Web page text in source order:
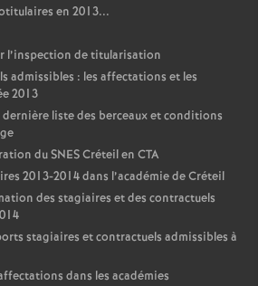
en 2013...
l’inspection de titularisation
admissibles : les affectations et les
2013
liste des berceaux et conditions
duSNESCréteil en CTA
2013-2014 dans l’académie de Créteil
des stagiaires et des contractuels
stagiaires et contractuels admissibles à
dans les académies